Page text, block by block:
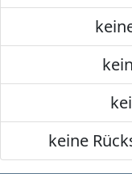
keine